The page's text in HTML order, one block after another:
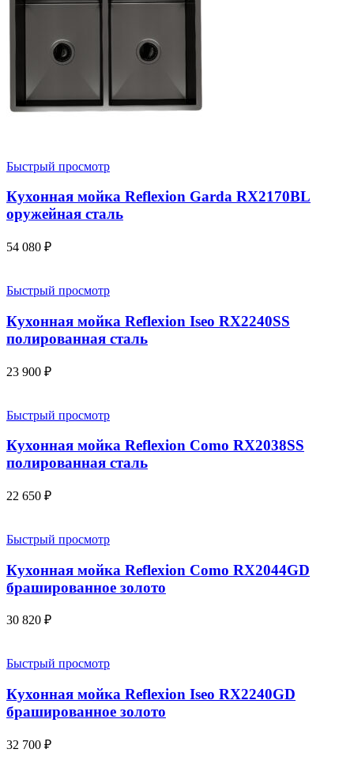
Быстрый просмотр
Кухонная мойка Reflexion Garda RX2170BL
оружейная сталь
54 080 ₽
Быстрый просмотр
Кухонная мойка Reflexion Iseo RX2240SS
полированная сталь
23 900 ₽
Быстрый просмотр
Кухонная мойка Reflexion Como RX2038SS
полированная сталь
22 650 ₽
Быстрый просмотр
Кухонная мойка Reflexion Como RX2044GD
брашированное золото
30 820 ₽
Быстрый просмотр
Кухонная мойка Reflexion Iseo RX2240GD
брашированное золото
32 700 ₽